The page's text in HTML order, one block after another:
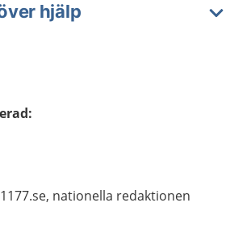
hjälp
:
1177.se, nationella redaktionen